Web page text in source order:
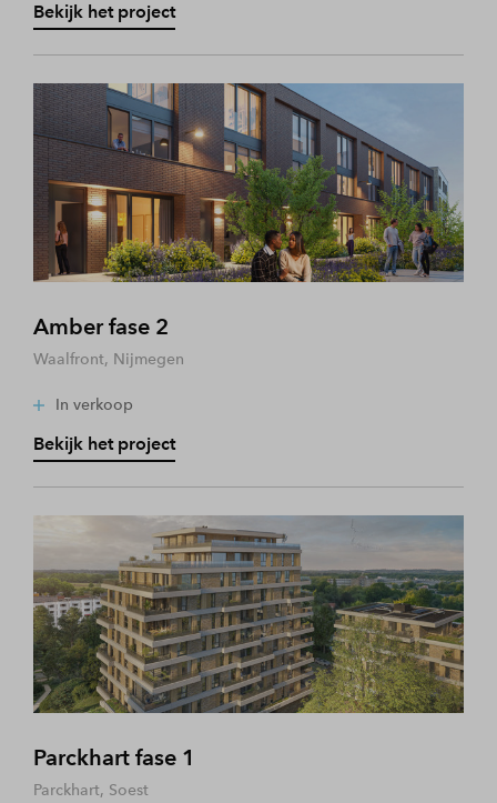
Bekijk het project
Amber fase 2
Waalfront, Nijmegen
In verkoop
Bekijk het project
Parckhart fase 1
Parckhart, Soest